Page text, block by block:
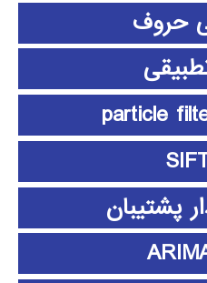
حروف
پشتیبان